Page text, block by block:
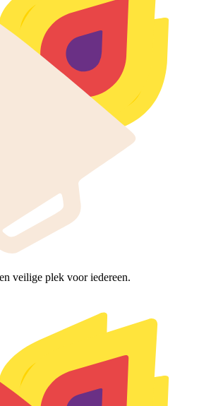
veilige plek voor iedereen.